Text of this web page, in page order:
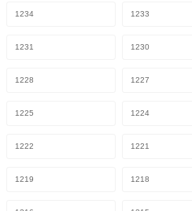
1234 1233
1231 1230
1228 1227
1225 1224
1222 1221
1219 1218